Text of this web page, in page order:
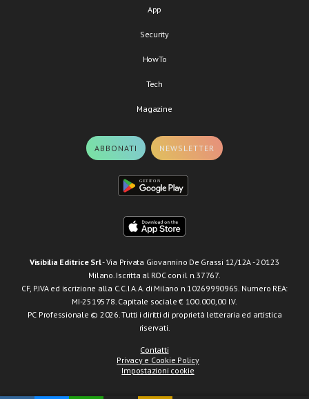
App
Security
HowTo
Tech
Magazine
ABBONATI NEWSLETTER
Visibilia Editrice Srl- Via Privata Giovannino De Grassi 12/12A - 20123
Milano. Iscritta al ROC con il n.37767.
CF, P.IVA ed iscrizione alla C.C.I.A.A. di Milano n.10269990965. Numero REA:
MI-2519578. Capitale sociale € 100.000,00 I.V.
PC Professionale © 2026. Tutti i diritti di proprietà letteraria ed artistica
riservati.
Contatti
Privacy e Cookie Policy
Impostazioni cookie